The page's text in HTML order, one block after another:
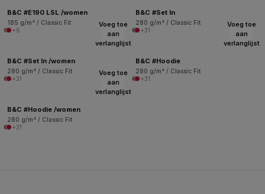
B&C #E190 LSL /women
185 g/m² / Classic Fit
+6
B&C #Set In
280 g/m² / Classic Fit
+31
Voeg toe
aan
verlanglijst
B&C #Set In /women
280 g/m² / Classic Fit
+31
Voeg toe
aan
verlanglijst
B&C #Hoodie
280 g/m² / Classic Fit
+31
Voeg toe
aan
verlanglijst
B&C #Hoodie /women
280 g/m² / Classic Fit
+31